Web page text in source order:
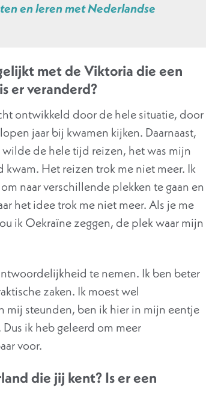
en leren met Nederlandse
met de Viktoria die een
er veranderd?
ontwikkeld door de hele situatie, door
jaar bij kwamen kijken. Daarnaast,
de hele tijd reizen, het was mijn
Het reizen trok me niet meer. Ik
naar verschillende plekken te gaan en
het idee trok me niet meer. Als je me
ik Oekraïne zeggen, de plek waar mijn
te nemen. Ik ben beter
zaken. Ik moest wel
steunden, ben ik hier in mijn eentje
ik heb geleerd om meer
voor.
die jij kent? Is er een